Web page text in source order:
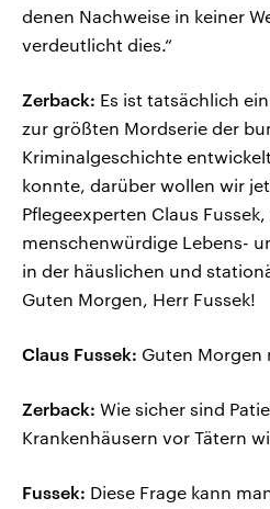
denen Nachweise in keiner
verdeutlicht dies.“
Zerback: Es ist tatsächlich
zur größten Mordserie der
Kriminalgeschichte
konnte, darüber wollen wir
Pflegeexperten Claus
menschenwürdige Lebens-
in der häuslichen und
Guten Morgen, Herr Fussek!
Claus Fussek: Guten Morgen
Zerback: Wie sicher sind
Krankenhäusern vor Tätern
Fussek: Diese Frage kann